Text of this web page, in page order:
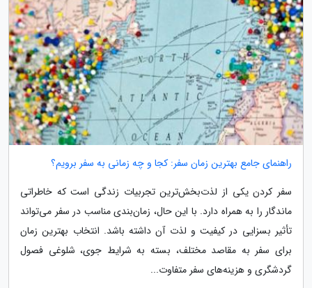
راهنمای جامع بهترین زمان سفر: کجا و چه زمانی به سفر برویم؟
سفر کردن یکی از لذت‌بخش‌ترین تجربیات زندگی است که خاطراتی
ماندگار را به همراه دارد. با این حال، زمان‌بندی مناسب در سفر می‌تواند
تأثیر بسزایی در کیفیت و لذت آن داشته باشد. انتخاب بهترین زمان
برای سفر به مقاصد مختلف، بسته به شرایط جوی، شلوغی فصول
گردشگری و هزینه‌های سفر متفاوت...